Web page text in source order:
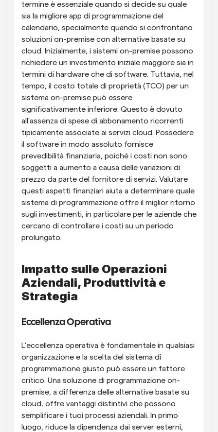
termine è essenziale quando si decide su quale
sia la migliore app di programmazione del
calendario, specialmente quando si confrontano
soluzioni on-premise con alternative basate su
cloud. Inizialmente, i sistemi on-premise possono
richiedere un investimento iniziale maggiore sia in
termini di hardware che di software. Tuttavia, nel
tempo, il costo totale di proprietà (TCO) per un
sistema on-premise può essere
significativamente inferiore. Questo è dovuto
all'assenza di spese di abbonamento ricorrenti
tipicamente associate ai servizi cloud. Possedere
il software in modo assoluto fornisce
prevedibilità finanziaria, poiché i costi non sono
soggetti a aumento a causa delle variazioni di
prezzo da parte del fornitore di servizi. Valutare
questi aspetti finanziari aiuta a determinare quale
sistema di programmazione offre il miglior ritorno
sugli investimenti, in particolare per le aziende che
cercano di controllare i costi su un periodo
prolungato.
Impatto sulle Operazioni
Aziendali, Produttività e
Strategia
Eccellenza Operativa
L'eccellenza operativa è fondamentale in qualsiasi
organizzazione e la scelta del sistema di
programmazione giusto può essere un fattore
critico. Una soluzione di programmazione on-
premise, a differenza delle alternative basate su
cloud, offre vantaggi distintivi che possono
semplificare i tuoi processi aziendali. In primo
luogo, riduce la dipendenza dai server esterni,